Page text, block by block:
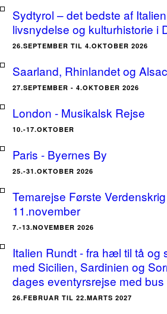
Sydtyrol – det bedste af
livsnydelse og kulturhistorie i
26.SEPTEMBER TIL 4.OKTOBER 2026
Saarland, Rhinlandet og
27.SEPTEMBER - 4.OKTOBER 2026
London - Musikalsk Rejse
10.-17.OKTOBER
Paris - Byernes By
25.-31.OKTOBER 2026
Temarejse Første
11.november
7.-13.NOVEMBER 2026
Italien Rundt - fra hæl til tå og
med Sicilien, Sardinien og
dages eventyrsrejse med bus
26.FEBRUAR TIL 22.MARTS 2027